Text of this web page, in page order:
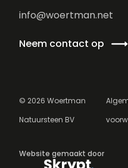
info@woertman.net
Neem contact op
© 2026 Woertman
Natuursteen BV
Website gemaakt door